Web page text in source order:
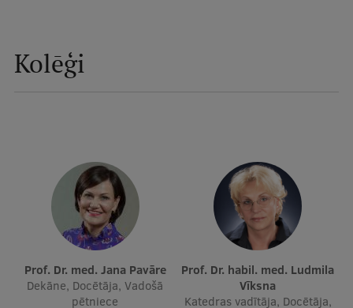
Doktorantūra
Rezidentūra
Par RSU
Studentu dzīve
Studiju norises vietas
Kolēģi
Prof. Dr. med. Jana Pavāre
Dekāne, Docētāja, Vadošā
pētniece
Prof. Dr. habil. med. Ludmila
Vīksna
Katedras vadītāja, Docētāja,